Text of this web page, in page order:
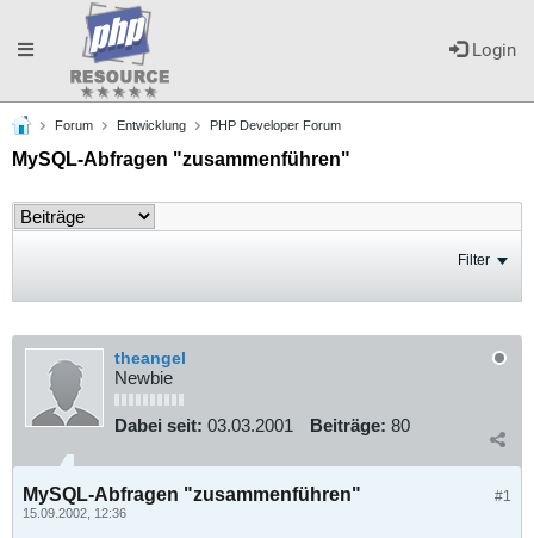
Login
Toggle
navigation
Forum Entwicklung PHP Developer Forum
MySQL-Abfragen "zusammenführen"
Filter
theangel
Newbie
Dabei seit: 03.03.2001 Beiträge: 80
#1
MySQL-Abfragen "zusammenführen"
15.09.2002, 12:36